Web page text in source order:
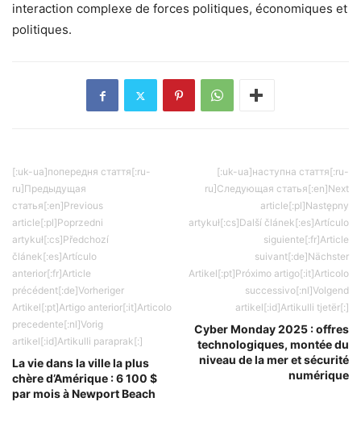
interaction complexe de forces politiques, économiques et
politiques.
[:uk-ua]попередня стаття[:ru-
ru]Предыдущая
статья[:en]Previous
article[:pl]Poprzedni
artykuł[:cs]Předchozí
článek[:es]Artículo
anterior[:fr]Article
précédent[:de]Vorheriger
Artikel[:pt]Artigo anterior[:it]Articolo
precedente[:nl]Vorig
artikel[:id]Artikulli paraprak[:]
La vie dans la ville la plus
chère d’Amérique : 6 100 $
par mois à Newport Beach
[:uk-ua]наступна стаття[:ru-
ru]Следующая статья[:en]Next
article[:pl]Następny
artykuł[:cs]Další článek[:es]Artículo
siguiente[:fr]Article
suivant[:de]Nächster
Artikel[:pt]Próximo artigo[:it]Articolo
successivo[:nl]Volgend
artikel[:id]Artikulli tjetër[:]
Cyber ​​Monday 2025 : offres
technologiques, montée du
niveau de la mer et sécurité
numérique